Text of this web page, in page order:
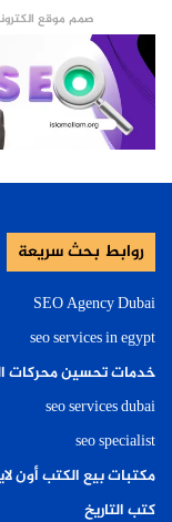
صمم موقع
روابط بحث سريعة
SEO Agency Dubai
seo services in egypt
خدمات تحسين محركات
seo services dubai
seo specialist
مكتبات بيع الكتب أون
كتب التاريخ